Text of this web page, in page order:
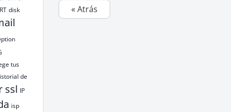
disk
tus
de
ssl IP
isp
« Atrás